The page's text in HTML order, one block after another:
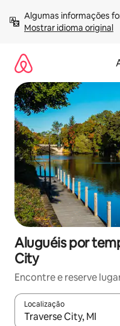
para
Mostrar idioma original
Aluguéis por
City
Encontre e reserve
Localização
Quando os resultados